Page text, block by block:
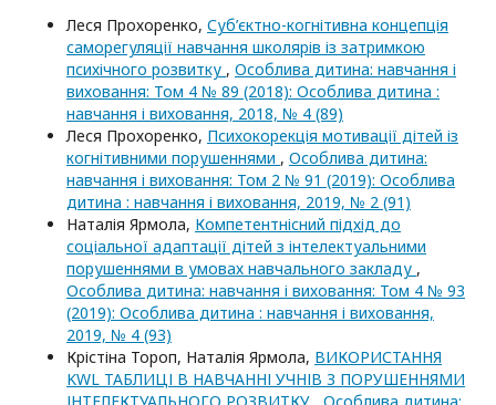
Леся Прохоренко, Суб’єктно-когнітивна концепція
саморегуляції навчання школярів із затримкою
психічного розвитку , Особлива дитина: навчання і
виховання: Том 4 № 89 (2018): Особлива дитина :
навчання і виховання, 2018, № 4 (89)
Леся Прохоренко, Психокорекція мотивації дітей із
когнітивними порушеннями , Особлива дитина:
навчання і виховання: Том 2 № 91 (2019): Особлива
дитина : навчання і виховання, 2019, № 2 (91)
Наталія Ярмола, Компетентнісний підхід до
соціальної адаптації дітей з інтелектуальними
порушеннями в умовах навчального закладу ,
Особлива дитина: навчання і виховання: Том 4 № 93
(2019): Особлива дитина : навчання і виховання,
2019, № 4 (93)
Крістіна Тороп, Наталія Ярмола, ВИКОРИСТАННЯ
KWL ТАБЛИЦІ В НАВЧАННІ УЧНІВ З ПОРУШЕННЯМИ